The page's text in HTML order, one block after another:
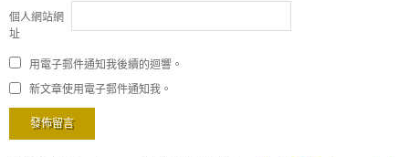
個人網站網
址
用電子郵件通知我後續的迴響。
新文章使用電子郵件通知我。